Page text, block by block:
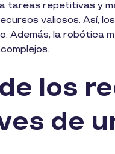
tareas repetitivas y
valiosos. Así,
Además, la robótica
los
de